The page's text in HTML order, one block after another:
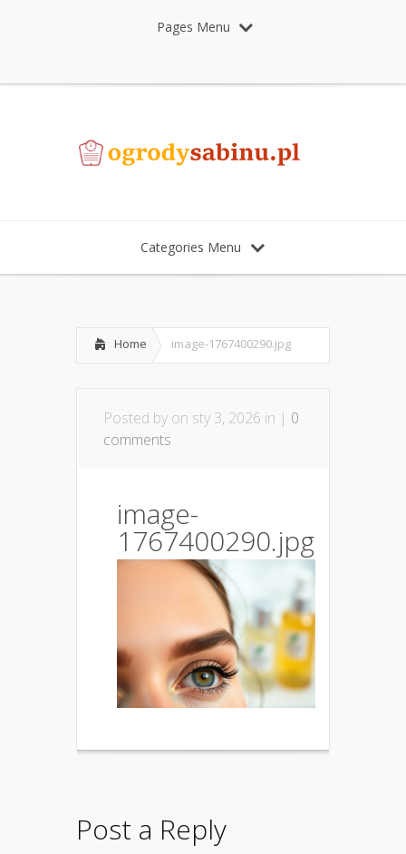
Pages Menu
Categories Menu
Home image-1767400290.jpg
Posted by on sty 3, 2026 in | 0
comments
image-
1767400290.jpg
Post a Reply